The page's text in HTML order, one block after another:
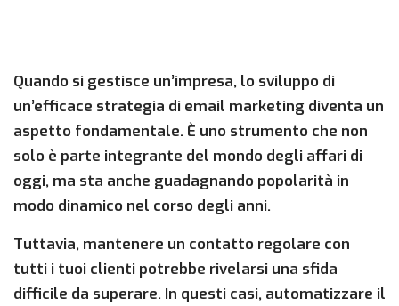
Quando si gestisce un’impresa, lo sviluppo di
un’efficace strategia di email marketing diventa un
aspetto fondamentale. È uno strumento che non
solo è parte integrante del mondo degli affari di
oggi, ma sta anche guadagnando popolarità in
modo dinamico nel corso degli anni.
Tuttavia, mantenere un contatto regolare con
tutti i tuoi clienti potrebbe rivelarsi una sfida
difficile da superare. In questi casi, automatizzare il